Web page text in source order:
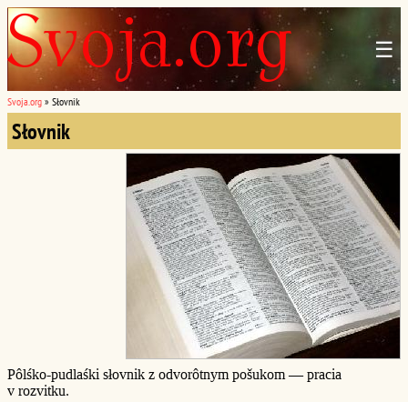
☰
Svoja.org » Słovnik
Słovnik
Pôlśko-pudlaśki słovnik z odvorôtnym pošukom — pracia
v rozvitku.